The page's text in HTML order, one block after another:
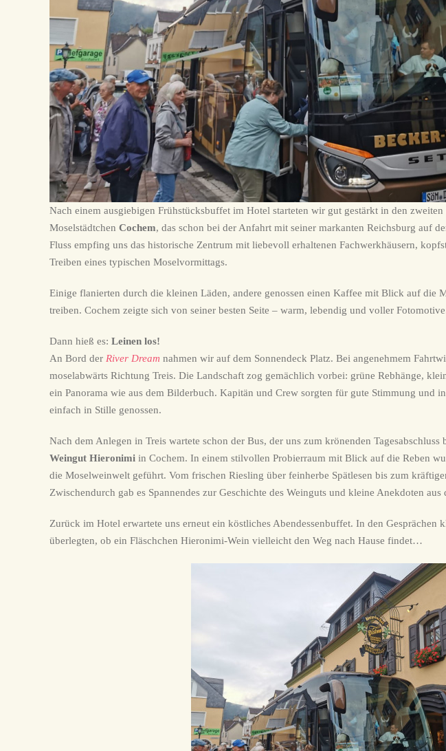
Nach einem ausgiebigen Frühstücksbuffet im Hotel starteten wir gut gestärkt in den zweiten
Moselstädtchen Cochem, das schon bei der Anfahrt mit seiner markanten Reichsburg auf
Fluss empfing uns das historische Zentrum mit liebevoll erhaltenen Fachwerkhäusern,
Treiben eines typischen Moselvormittags.
Einige flanierten durch die kleinen Läden, andere genossen einen Kaffee mit Blick auf die
treiben. Cochem zeigte sich von seiner besten Seite – warm, lebendig und voller
Dann hieß es: Leinen los!
An Bord der River Dream nahmen wir auf dem Sonnendeck Platz. Bei angenehmem
moselabwärts Richtung Treis. Die Landschaft zog gemächlich vorbei: grüne Rebhänge,
ein Panorama wie aus dem Bilderbuch. Kapitän und Crew sorgten für gute Stimmung und
einfach in Stille genossen.
Nach dem Anlegen in Treis wartete schon der Bus, der uns zum krönenden Tagesabschluss
Weingut Hieronimi in Cochem. In einem stilvollen Probierraum mit Blick auf die Reben
die Moselweinwelt geführt. Vom frischen Riesling über feinherbe Spätlesen bis zum
Zwischendurch gab es Spannendes zur Geschichte des Weinguts und kleine Anekdoten aus
Zurück im Hotel erwartete uns erneut ein köstliches Abendessenbuffet. In den Gesprächen
überlegten, ob ein Fläschchen Hieronimi-Wein vielleicht den Weg nach Hause findet…